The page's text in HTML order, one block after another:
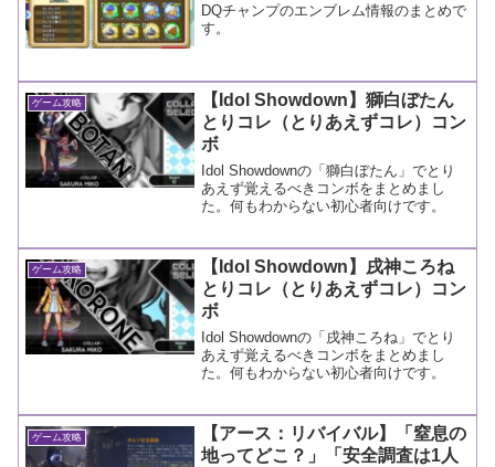
DQチャンプのエンブレム情報のまとめで
す。
ゲーム攻略
【Idol Showdown】獅白ぼたん
とりコレ（とりあえずコレ）コン
ボ
Idol Showdownの「獅白ぼたん」でとり
あえず覚えるべきコンボをまとめまし
た。何もわからない初心者向けです。
ゲーム攻略
【Idol Showdown】戌神ころね
とりコレ（とりあえずコレ）コン
ボ
Idol Showdownの「戌神ころね」でとり
あえず覚えるべきコンボをまとめまし
た。何もわからない初心者向けです。
ゲーム攻略
【アース：リバイバル】「窒息の
地ってどこ？」「安全調査は1人